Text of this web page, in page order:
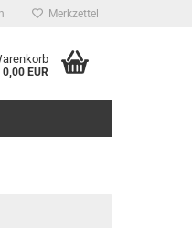
Merkzettel
0,00 EUR